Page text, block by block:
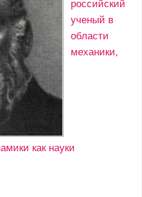
российский
ученый в
области
механики,
как науки